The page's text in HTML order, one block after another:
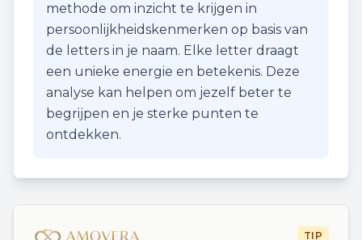
methode om inzicht te krijgen in
persoonlijkheidskenmerken op basis van
de letters in je naam. Elke letter draagt
een unieke energie en betekenis. Deze
analyse kan helpen om jezelf beter te
begrijpen en je sterke punten te
ontdekken.
TIP